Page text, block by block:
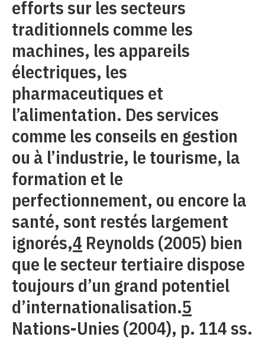
efforts sur les secteurs
traditionnels comme les
machines, les appareils
électriques, les
pharmaceutiques et
l’alimentation. Des services
comme les conseils en gestion
ou à l’industrie, le tourisme, la
formation et le
perfectionnement, ou encore la
santé, sont restés largement
ignorés,4 Reynolds (2005) bien
que le secteur tertiaire dispose
toujours d’un grand potentiel
d’internationalisation.5
Nations-Unies (2004), p. 114 ss.